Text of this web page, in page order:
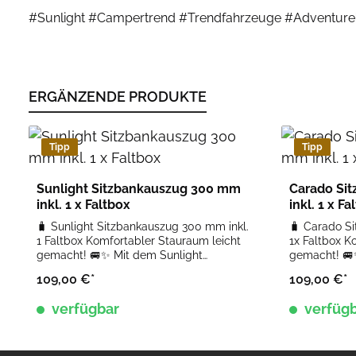
#Sunlight #Campertrend #Trendfahrzeuge
ERGÄNZENDE PRODUKTE
Produktgalerie überspringen
Tipp
Sunlight Sitzbankauszug 300 mm
inkl. 1 x Faltbox
🧳 Sunlight Sitzbankauszug 300 mm inkl.
1 Faltbox Komfortabler Stauraum leicht
gemacht! 🚐✨ Mit dem Sunlight
unter dem Seitensitzkasten optimal aus.
gehört das lästige Hochklappen der
109,00 €*
verfügbar
Tipp
Carado
inkl. 1 x
🧳 Carado
1x Faltbox Komfortabler Stauraum leicht
gemacht! 🚐✨ Ab jetzt ist der
nutzbar!
109,00 €*